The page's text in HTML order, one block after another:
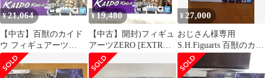
¥21,064
【中古】百獣のカイド
ウ フィギュアーツ
ZERO [EXTRA
BATTLE][69]
¥19,480
【中古】開封)フィギュ
アーツZERO [EXTRA
BATTLE］百獣のカイ
ドウ[79]
¥ 27,000
おじさん様専用
S.H.Figuarts 百獣のカイ
ドウ